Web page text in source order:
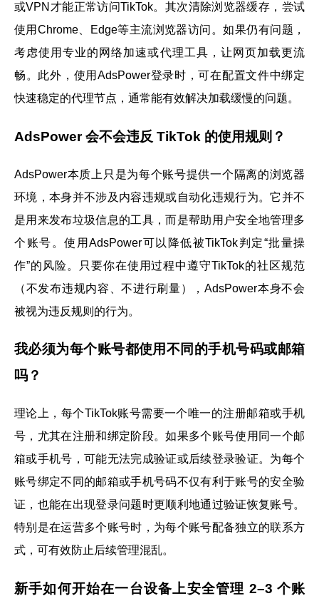
或VPN才能正常访问TikTok。其次清除浏览器缓存，尝试
使用Chrome、Edge等主流浏览器访问。如果仍有问题，
考虑使用专业的网络加速或代理工具，让网页加载更流
畅。此外，使用AdsPower登录时，可在配置文件中绑定
快速稳定的代理节点，通常能有效解决加载缓慢的问题。
AdsPower 会不会违反 TikTok 的使用规则？
AdsPower本质上只是为每个账号提供一个隔离的浏览器
环境，本身并不涉及内容违规或自动化违规行为。它并不
是用来发布垃圾信息的工具，而是帮助用户安全地管理多
个账号。使用AdsPower可以降低被TikTok判定“批量操
作”的风险。只要你在使用过程中遵守TikTok的社区规范
（不发布违规内容、不进行刷量），AdsPower本身不会
被视为违反规则的行为。
我必须为每个账号都使用不同的手机号码或邮箱
吗？
理论上，每个TikTok账号需要一个唯一的注册邮箱或手机
号，尤其在注册和绑定阶段。如果多个账号使用同一个邮
箱或手机号，可能无法完成验证或后续登录验证。为每个
账号绑定不同的邮箱或手机号码不仅有利于账号的安全验
证，也能在出现登录问题时更顺利地通过验证恢复账号。
特别是在运营多个账号时，为每个账号配备独立的联系方
式，可有效防止后续管理混乱。
新手如何开始在一台设备上安全管理 2–3 个账